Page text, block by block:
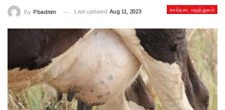
கால்நடை மருத்துவம்
By Pbadmin Last updated Aug 11, 2023